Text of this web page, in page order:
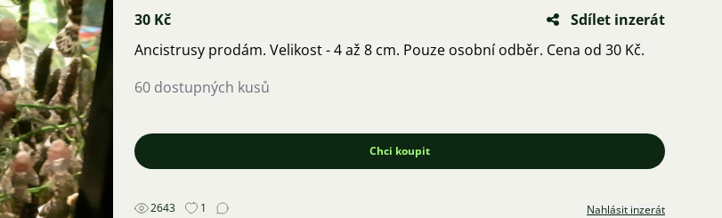
30 Kč
Sdílet inzerát
Ancistrusy prodám. Velikost - 4 až 8 cm. Pouze osobní odběr. Cena od 30 Kč.
60 dostupných kusů
Chci koupit
2643 1 Nahlásit inzerát